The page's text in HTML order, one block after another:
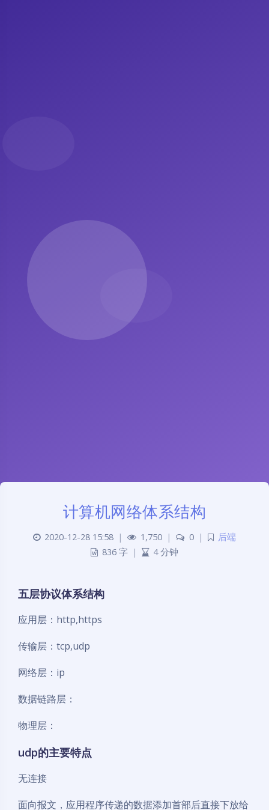
计算机网络体系结构
2020-12-28 15:58 | 1,750 | 0 |
后端
836 字 | 4 分钟
五层协议体系结构
应用层：http,https
传输层：tcp,udp
网络层：ip
数据链路层：
物理层：
udp的主要特点
无连接
面向报文，应用程序传递的数据添加首部后直接下放给